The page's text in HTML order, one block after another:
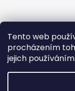
Tento web
procházením
jejich